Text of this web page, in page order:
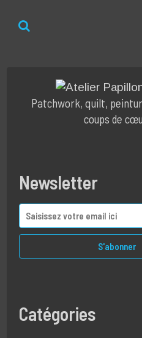
Newsletter
Catégories
Patchwork, quilt,
coups de